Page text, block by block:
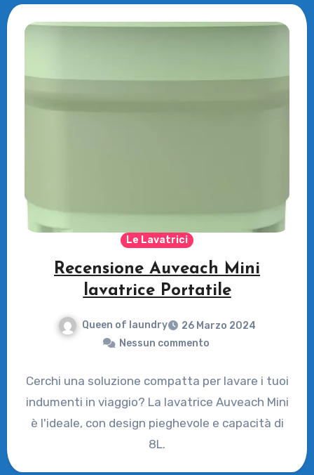
Le Lavatrici
Recensione Auveach Mini
lavatrice Portatile
Queen of laundry
26 Marzo 2024
Nessun commento
Cerchi una soluzione compatta per lavare i tuoi
indumenti in viaggio? La lavatrice Auveach Mini
è l'ideale, con design pieghevole e capacità di
8L.